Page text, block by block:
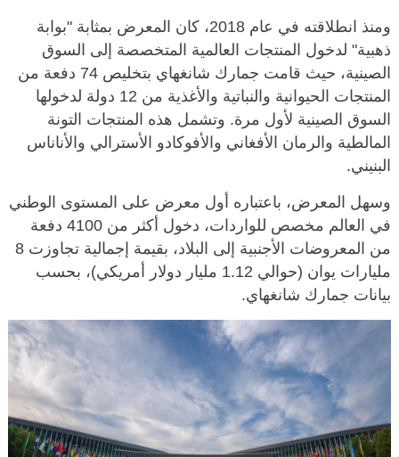
ومنذ انطلاقته في عام 2018، كان المعرض بمثابة "بوابة
ذهبية" لدخول المنتجات العالمية المتخصصة إلى السوق
الصينية، حيث قامت جمارك شانغهاي بتخليص 74 دفعة من
المنتجات الحيوانية والنباتية والأغذية من 12 دولة لدخولها
السوق الصينية لأول مرة. وتشمل هذه المنتجات التونة
المالطية والرمان الأفغاني والأفوكادو الأسترالي والأناناس
البنيني.
وسهل المعرض، باعتباره أول معرض على المستوى الوطني
في العالم مخصص للواردات، دخول أكثر من 4100 دفعة
من المعروضات الأجنبية إلى البلاد، بقيمة إجمالية تجاوزت 8
مليارات يوان (حوالي 1.12 مليار دولار أمريكي)، بحسب
بيانات جمارك شانغهاي.